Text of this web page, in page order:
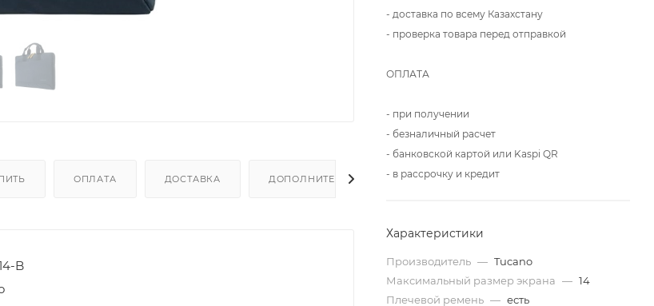
ОПЛАТА ДОСТАВКА ДОПОЛНИТЕЛЬНО
B
- доставка по всему Казахстану
- проверка товара перед отправкой
ОПЛАТА
- при получении
- безналичный расчет
- банковской картой или Kaspi QR
- в рассрочку и кредит
Характеристики
Производитель — Tucano
Максимальный размер экрана — 14
Плечевой ремень — есть